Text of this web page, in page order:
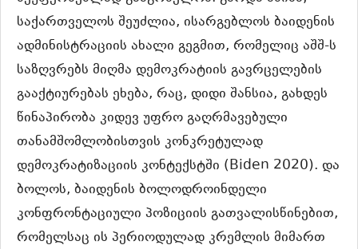
საქართველოს შეუძლია, ისარგებლოს ბაიდენის
ადმინისტრაციის ახალი გეგმით, რომელიც აშშ-ს
საზღვრებს მიღმა დემოკრატიის გავრცელების
გააქტიურებას ეხება, რაც, დიდი შანსია, გახდეს
წინაპირობა კიდევ უფრო გაღრმავებული
თანამშომლობისთვის კონკრეტულად
დემოკრატიზაციის კონტექსტში (Biden 2020). და
ბოლოს, ბაიდენის ბოლოდროინდელი
კონფრონტაციული პოზიციის გათვალისწინებით,
რომელსაც ის პერიოდულად კრემლის მიმართ